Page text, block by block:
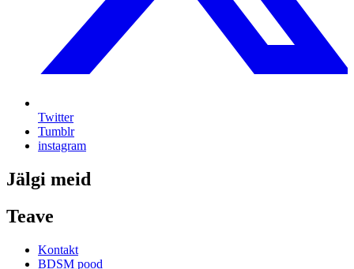
Twitter
Tumblr
instagram
Jälgi meid
Teave
Kontakt
BDSM pood